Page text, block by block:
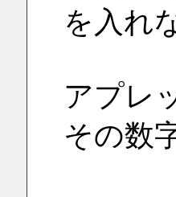
を入れ
アプレ
その数